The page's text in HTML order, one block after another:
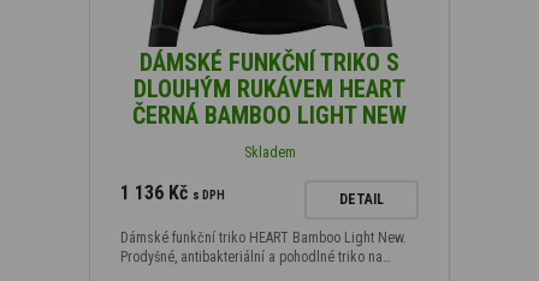
DÁMSKÉ FUNKČNÍ TRIKO S
DLOUHÝM RUKÁVEM HEART
ČERNÁ BAMBOO LIGHT NEW
Skladem
1 136 Kč s DPH DETAIL
Dámské funkční triko HEART Bamboo Light New.
Prodyšné, antibakteriální a pohodlné triko na…